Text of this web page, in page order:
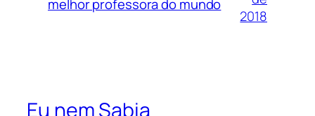
melhor professora do mundo
2018
Eu nem Sabia